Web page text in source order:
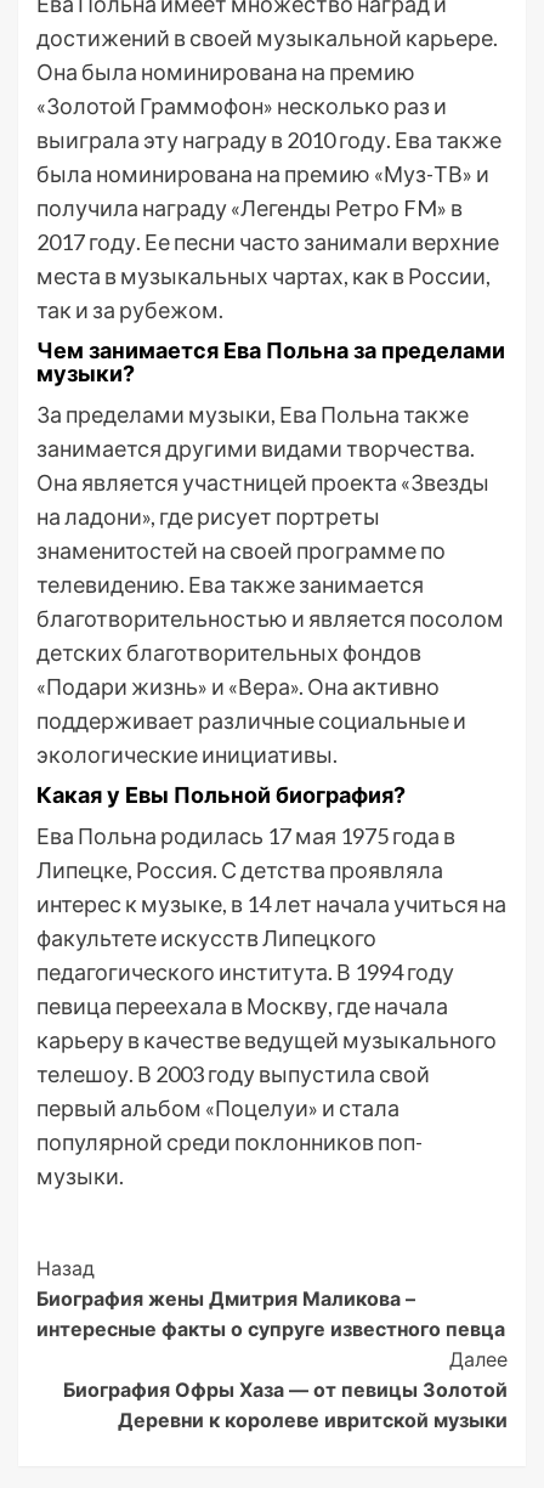
достижений в своей музыкальной карьере.
Она была номинирована на премию
«Золотой Граммофон» несколько раз и
выиграла эту награду в 2010 году. Ева также
была номинирована на премию «Муз-ТВ» и
получила награду «Легенды Ретро FM» в
2017 году. Ее песни часто занимали верхние
места в музыкальных чартах, как в России,
так и за рубежом.
Чем занимается Ева Польна за пределами
музыки?
За пределами музыки, Ева Польна также
занимается другими видами творчества.
Она является участницей проекта «Звезды
на ладони», где рисует портреты
знаменитостей на своей программе по
телевидению. Ева также занимается
благотворительностью и является посолом
детских благотворительных фондов
«Подари жизнь» и «Вера». Она активно
поддерживает различные социальные и
экологические инициативы.
Какая у Евы Польной биография?
Ева Польна родилась 17 мая 1975 года в
Липецке, Россия. С детства проявляла
интерес к музыке, в 14 лет начала учиться на
факультете искусств Липецкого
педагогического института. В 1994 году
певица переехала в Москву, где начала
карьеру в качестве ведущей музыкального
телешоу. В 2003 году выпустила свой
первый альбом «Поцелуи» и стала
популярной среди поклонников поп-
музыки.
Post
Navigation
Назад
Биография жены Дмитрия Маликова –
интересные факты о супруге известного певца
Далее
Биография Офры Хаза — от певицы Золотой
Деревни к королеве ивритской музыки